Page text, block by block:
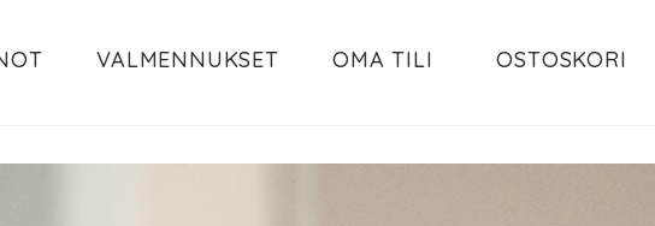
VALMENNUKSET OMA TILI OSTOSKORI